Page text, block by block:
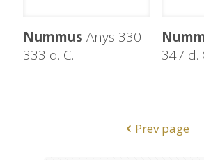
Nummus Anys 330-
333 d. C.
347 d.
Prev page